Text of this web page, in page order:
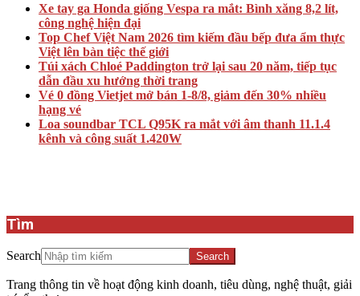
Xe tay ga Honda giống Vespa ra mắt: Bình xăng 8,2 lít,
công nghệ hiện đại
Top Chef Việt Nam 2026 tìm kiếm đầu bếp đưa ẩm thực
Việt lên bàn tiệc thế giới
Túi xách Chloé Paddington trở lại sau 20 năm, tiếp tục
dẫn đầu xu hướng thời trang
Vé 0 đồng Vietjet mở bán 1-8/8, giảm đến 30% nhiều
hạng vé
Loa soundbar TCL Q95K ra mắt với âm thanh 11.1.4
kênh và công suất 1.420W
Tìm
Search
Trang thông tin về hoạt động kinh doanh, tiêu dùng, nghệ thuật, giải